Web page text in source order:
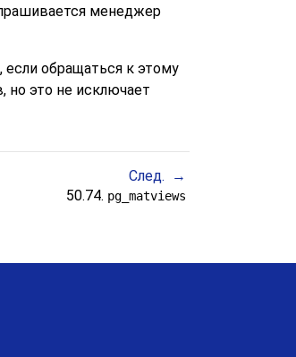
менеджер
обращаться к этому
но это не исключает
След.
50.74. pg_matviews